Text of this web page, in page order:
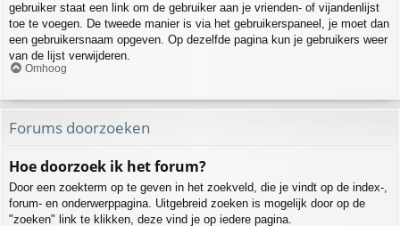
gebruiker staat een link om de gebruiker aan je vrienden- of vijandenlijst
toe te voegen. De tweede manier is via het gebruikerspaneel, je moet dan
een gebruikersnaam opgeven. Op dezelfde pagina kun je gebruikers weer
van de lijst verwijderen.
Omhoog
Forums doorzoeken
Hoe doorzoek ik het forum?
Door een zoekterm op te geven in het zoekveld, die je vindt op de index-,
forum- en onderwerppagina. Uitgebreid zoeken is mogelijk door op de
"zoeken" link te klikken, deze vind je op iedere pagina.